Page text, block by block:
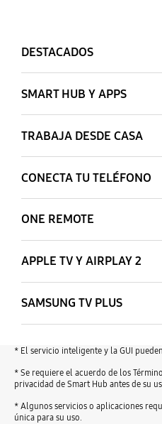
DESTACADOS
SMART HUB Y APPS
TRABAJA DESDE CASA
CONECTA TU TELÉFONO
ONE REMOTE
APPLE TV Y AIRPLAY 2
SAMSUNG TV PLUS
* El servicio inteligente y la GUI
* Se requiere el acuerdo de los
privacidad de Smart Hub antes de su
* Algunos servicios o aplicaciones
única para su uso.